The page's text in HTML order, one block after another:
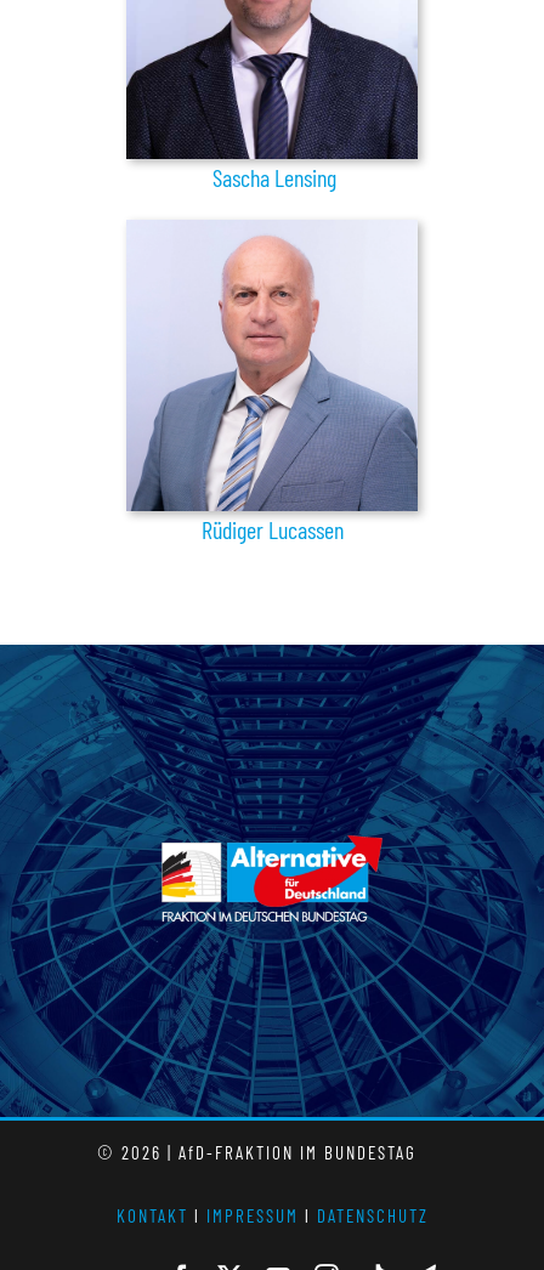
Sascha Lensing
Rüdiger Lucassen
© 2026 | AfD-FRAKTION IM BUNDESTAG
KONTAKT l IMPRESSUM l DATENSCHUTZ